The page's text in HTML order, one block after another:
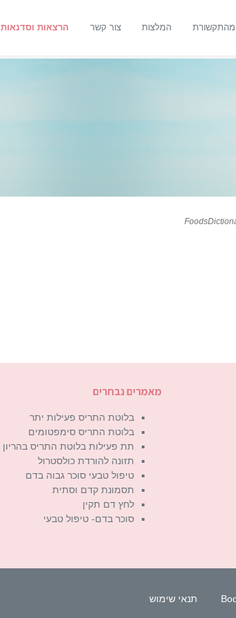
מהתקשורת המלצות צור קשר הרצאות וסדנאות
מאמרים נבחרים
בלוטת התריס פעילות יתר
בלוטת התריס סימפטומים
תת פעילות בלוטת התריס בהריון
תזונה להורדת כולסטרול
טיפול טבעי סוכר גבוה בדם
תסמונת קדם וסתית
לחץ דם תקין
סוכר בדם- טיפול טבעי
תנאי שימוש